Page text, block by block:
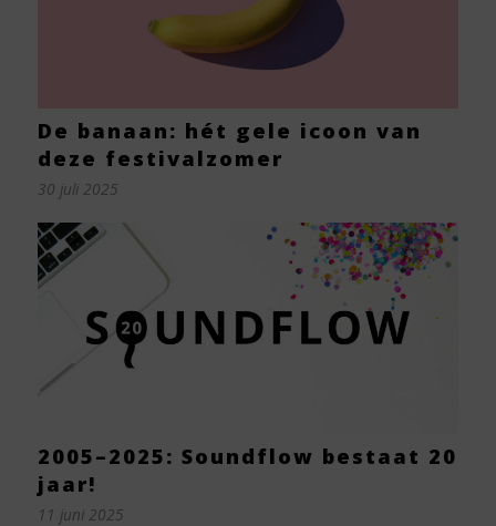
De banaan: hét gele icoon van
deze festivalzomer
30 juli 2025
2005–2025: Soundflow bestaat 20
jaar!
11 juni 2025